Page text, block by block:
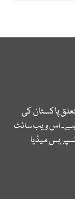
پاکستان کی
ہے۔ اس ویب سائٹ
میڈیا